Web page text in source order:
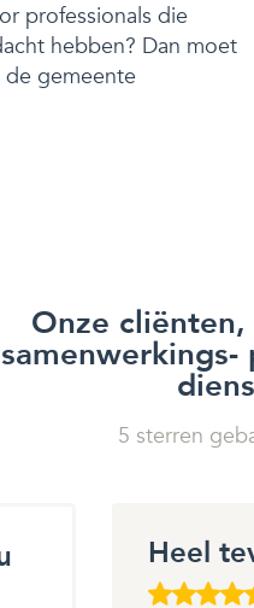
professionals die
hebben? Dan moet
de gemeente
Onze
5 sterren
Heel